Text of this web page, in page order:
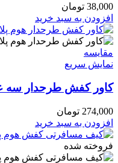
38,000 تومان
افزودن به سبد خرید
مقايسه
نمایش سریع
کاور کفش طرحدار سه
274,000 تومان
افزودن به سبد خرید
فروخته شده